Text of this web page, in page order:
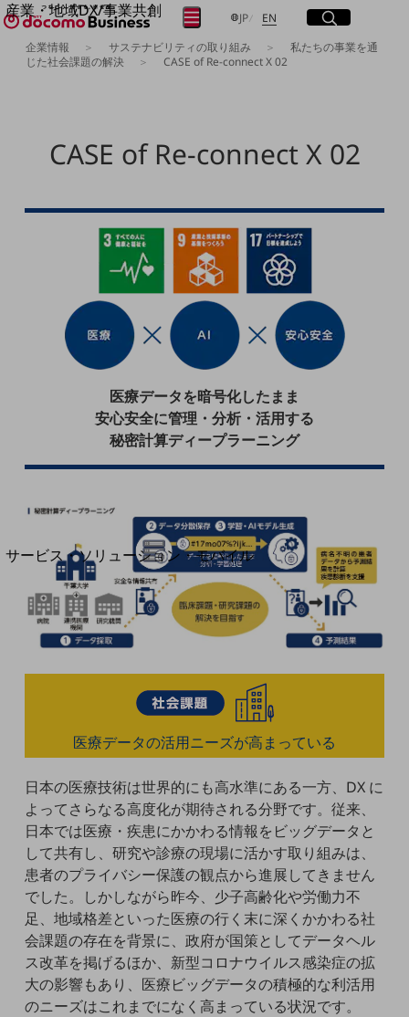
産業・地域DX/事業共創
OPEN HUB for Plural Futures
自律・分散・協調型社会の実現を目指し、
プレイヤー(カタリスト/パートナー企業)
産業・地域DXプラットフォーマーとして
企業と地域が持続成長する社会を目指します
Smart Industry
Smart Mobility
Smart Worksite
生成AI(Generative AI)
地域の取り組み
地域社会を支える皆さまと地域課題の解決や
地域経済のさらなる活性化に取り組みます
自治体・地域社会との共創
LGPF(Local Government Platform)
別ウィンドウで開きます
サービス・ソリューション・モバイル
サービス・ソリューションTOP
DXに関する課題を解決する
サービス・ソリューションをご紹介
カテゴリーで探す
ネットワーク・モバイル
電話・映像コミュニケーション
セキュリティ
データ利活用
運用管理
業務支援・マーケティング
JP日本語
EN Englishサイト内検索
開く
メニュー
開く
企業情報 サステナビリティの取り組み
私たちの事業を通
じた社会課題の解決
CASE of Re-connect X 02
CASE of Re-connect X 02
医療データを暗号化したまま
安心安全に管理・分析・活用する
秘密計算ディープラーニング
医療データの活用ニーズが高まっている
日本の医療技術は世界的にも高水準にある一方、DX に
よってさらなる高度化が期待される分野です。従来、
日本では医療・疾患にかかわる情報をビッグデータと
して共有し、研究や診療の現場に活かす取り組みは、
患者のプライバシー保護の観点から進展してきません
でした。しかしながら昨今、少子高齢化や労働力不
足、地域格差といった医療の行く末に深くかかわる社
会課題の存在を背景に、政府が国策としてデータヘル
ス改革を掲げるほか、新型コロナウイルス感染症の拡
大の影響もあり、医療ビッグデータの積極的な利活用
のニーズはこれまでになく高まっている状況です。